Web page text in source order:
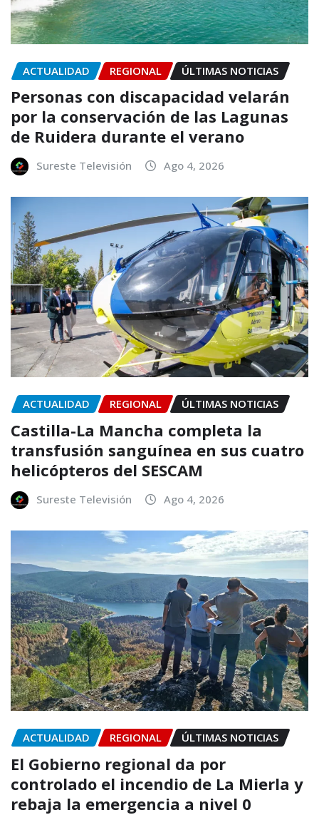
ACTUALIDAD REGIONAL ÚLTIMAS NOTICIAS
Personas con discapacidad velarán
por la conservación de las Lagunas
de Ruidera durante el verano
Sureste Televisión Ago 4, 2026
ACTUALIDAD REGIONAL ÚLTIMAS NOTICIAS
Castilla-La Mancha completa la
transfusión sanguínea en sus cuatro
helicópteros del SESCAM
Sureste Televisión Ago 4, 2026
ACTUALIDAD REGIONAL ÚLTIMAS NOTICIAS
El Gobierno regional da por
controlado el incendio de La Mierla y
rebaja la emergencia a nivel 0